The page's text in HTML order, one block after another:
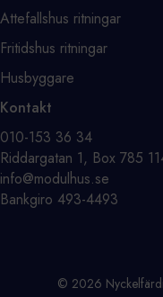
Attefallshus ritningar
Fritidshus ritningar
Husbyggare
Kontakt
⁨010-153 36 34⁩
Riddargatan 1, Box 785
info@modulhus.se
Bankgiro 493-4493
© 2026